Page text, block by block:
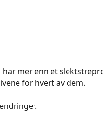
har mer enn et
for hvert av dem.